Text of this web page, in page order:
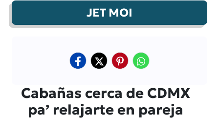
JET MOI
Cabañas cerca de CDMX
pa’ relajarte en pareja